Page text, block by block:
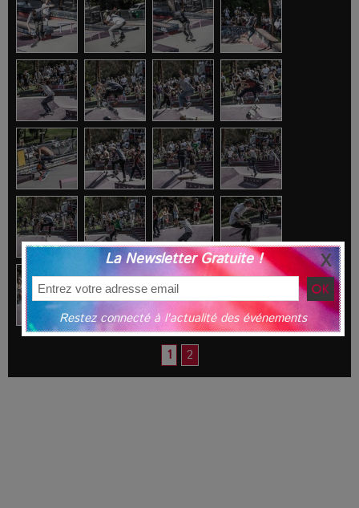
1 2
La Newsletter Gratuite !
Restez connecté à l'actualité des événements